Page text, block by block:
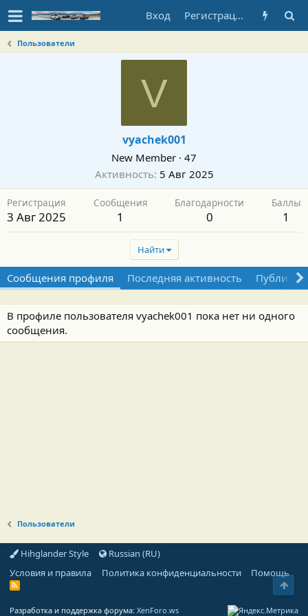
Вход Регистрация
Пользователи
V
vyachek001
New Member · 47
Активность 5 Авг 2025
Регистрация
3 Авг 2025
Сообщения
1
Благодарности
0
Баллы
1
Найти
Сообщения профиля Последняя активность
В профиле пользователя vyachek001 пока нет ни одного
сообщения.
Пользователи
Hihglander Style
Russian (RU)
Условия и правила
Политика конфиденциальности Помощь
R
Разработка и поддержка форума: XenForo.ws